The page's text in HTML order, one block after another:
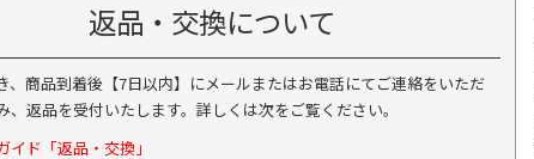
返品・交換について
、商品到着後【7日以内】にメールまたはお電話にてご連絡をいただ
、返品を受付いたします。詳しくは次をご覧ください。
ド「返品・交換」